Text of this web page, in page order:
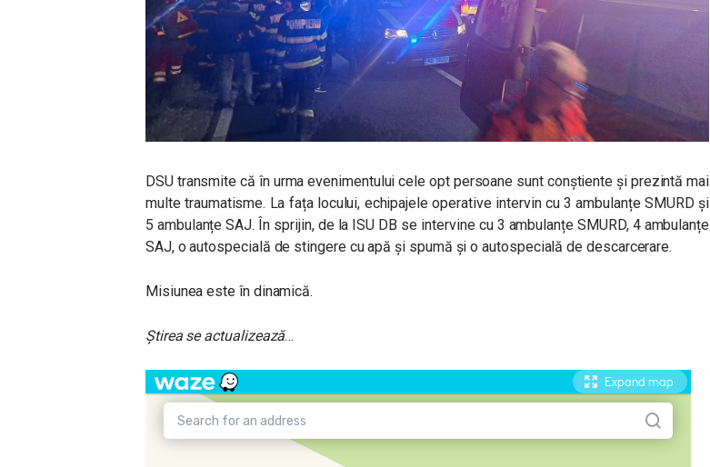
DSU transmite că în urma evenimentului cele opt persoane sunt conștiente și prezintă mai
multe traumatisme. La fața locului, echipajele operative intervin cu 3 ambulanțe SMURD și
5 ambulanțe SAJ. În sprijin, de la ISU DB se intervine cu 3 ambulanțe SMURD, 4 ambulanțe
SAJ, o autospecială de stingere cu apă și spumă și o autospecială de descarcerare.
Misiunea este în dinamică.
Știrea se actualizează…